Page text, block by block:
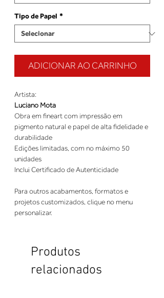
Tipo de Papel *
ADICIONAR AO CARRINHO
Artista:
Luciano Mota
Obra em fineart com impressão em
pigmento natural e papel de alta fidelidade e
durabilidade
Edições limitadas, com no máximo 50
unidades
Inclui Certificado de Autenticidade
Para outros acabamentos, formatos e
projetos customizados, clique no menu
personalizar.
Produtos
relacionados